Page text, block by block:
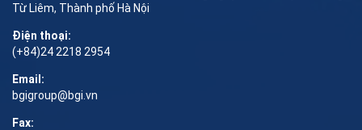
Từ Liêm, Thành phố Hà Nội
Điện thoại:
(+84)24 2218 2954
Email:
bgigroup@bgi.vn
Fax: